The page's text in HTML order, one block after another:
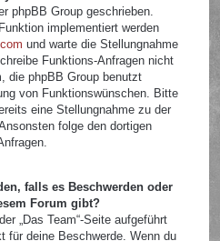
phpBB Group geschrieben.
implementiert werden
und warte die Stellungnahme
Funktions-Anfragen nicht
die phpBB Group benutzt
von Funktionswünschen. Bitte
eine Stellungnahme zu der
folge den dortigen
falls es Beschwerden oder
Forum gibt?
„Das Team“-Seite aufgeführt
für deine Beschwerde. Wenn du